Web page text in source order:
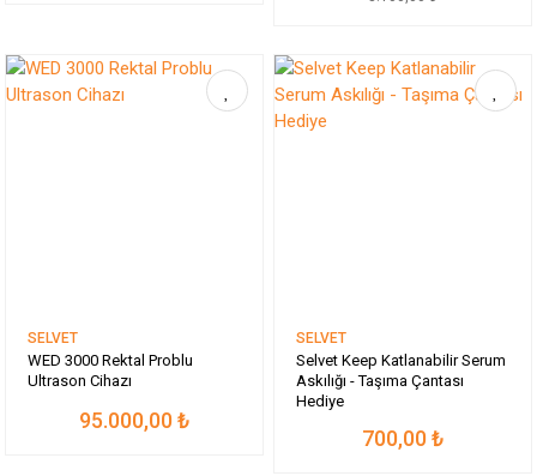
SELVET
WED 3000 Rektal Problu
Ultrason Cihazı
95.000,00 ₺
SELVET
Selvet Keep Katlanabilir Serum
Askılığı - Taşıma Çantası
Hediye
700,00 ₺